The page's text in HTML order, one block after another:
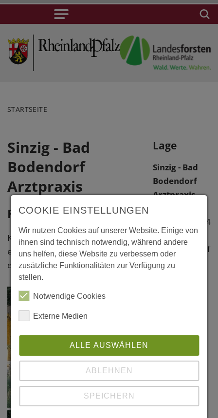
STARTSEITE
Sinzig - Bad
Bodendorf
Arztpraxis
Fotos
Klicken Sie bitte auf das Foto, um
eine vergrößerte Darstellung zu
erhalten.
Lage
Sinzig - Bad
Bodendorf
Arztpraxis
Sonnenberg 34
53489 Sinzig -
Bad Bodendorf
Ahrweiler
COOKIE EINSTELLUNGEN
Wir nutzen Cookies auf unserer Website. Einige von
ihnen sind technisch notwendig, während andere
uns helfen, diese Website zu verbessern oder
zusätzliche Funktionalitäten zur Verfügung zu
stellen.
Notwendige Cookies
Externe Medien
ALLE AUSWÄHLEN
ABLEHNEN
SPEICHERN